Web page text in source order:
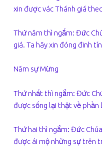
xin được vác Thánh giá
Thứ năm thì ngắm: Đức
giá. Ta hãy xin đóng đinh
Năm sự Mừng
Thứ nhất thì ngắm: Đức
được sống lại thật về phần
Thứ hai thì ngắm: Đức
được ái mộ những sự trên